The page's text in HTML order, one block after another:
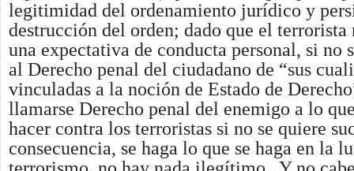
legitimidad del ordenamiento jurídico y
destrucción del orden; dado que el terrorista
una expectativa de conducta personal, si no
al Derecho penal del ciudadano de “sus
vinculadas a la noción de Estado de
llamarse Derecho penal del enemigo a lo
hacer contra los terroristas si no se quiere
consecuencia, se haga lo que se haga en la